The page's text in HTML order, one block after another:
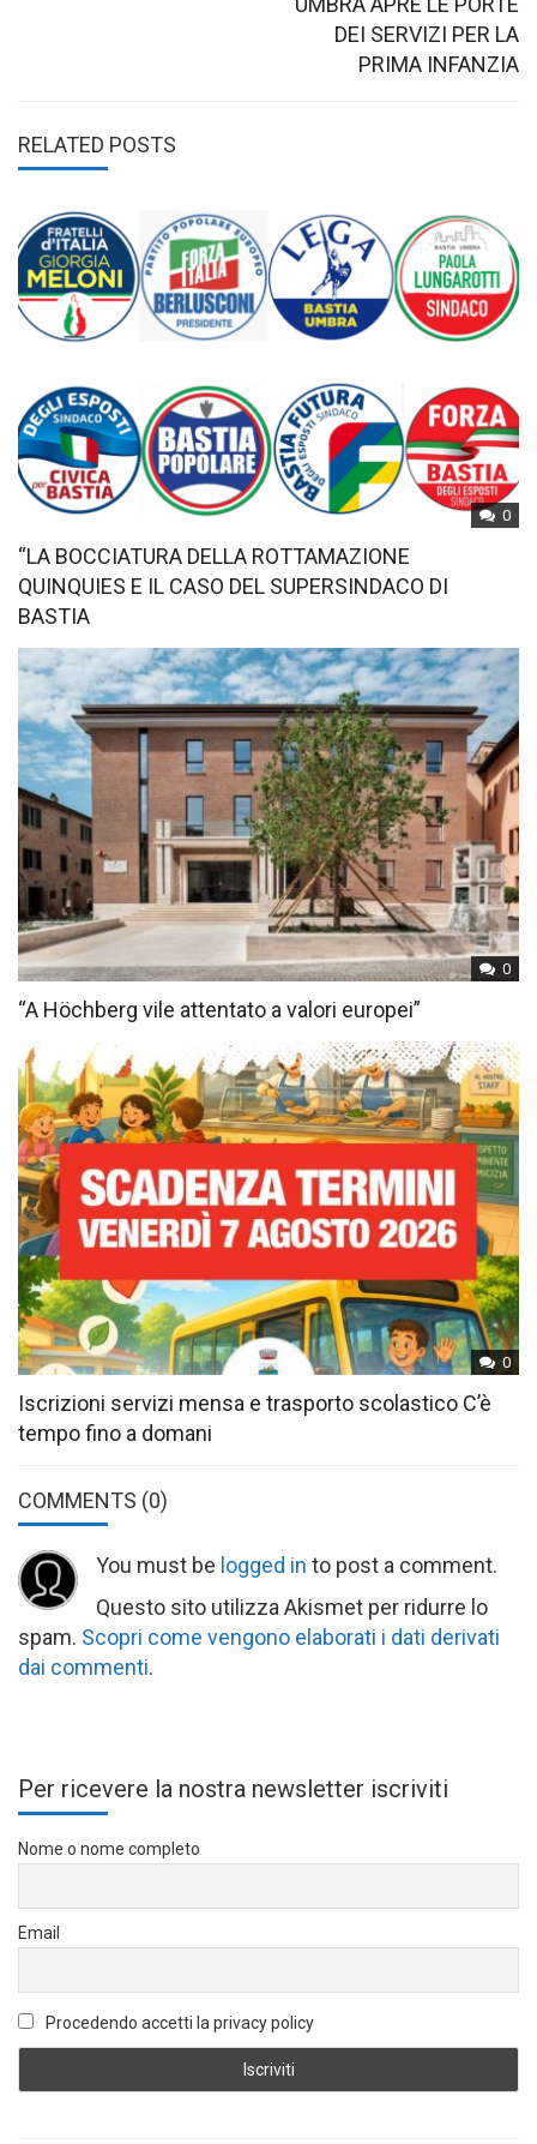
DEI SERVIZI PER LA
PRIMA INFANZIA
RELATED POSTS
0
“LA BOCCIATURA DELLA ROTTAMAZIONE
QUINQUIES E IL CASO DEL SUPERSINDACO DI
BASTIA
0
“A Höchberg vile attentato a valori europei”
0
Iscrizioni servizi mensa e trasporto scolastico C’è
tempo fino a domani
COMMENTS (0)
You must be logged in to post a comment.
Questo sito utilizza Akismet per ridurre lo
spam. Scopri come vengono elaborati i dati derivati
dai commenti.
Per ricevere la nostra newsletter iscriviti
Nome o nome completo
Email
Procedendo accetti la privacy policy